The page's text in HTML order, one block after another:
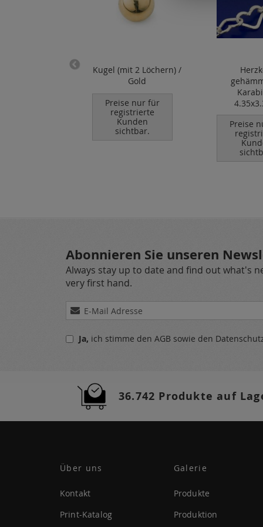
Kugel (mit 2 Löchern) /
Gold
Preise nur für
registrierte
Kunden
sichtbar.
Preise
Abonnieren Sie unseren
Always stay up to date and find out what's
very first hand.
Melden
Sie
für Ja, ich stimme den AGB sowie den
36.742 Produkte auf
Über uns
Kontakt
Print-Katalog
Galerie
Produkte
Produktion